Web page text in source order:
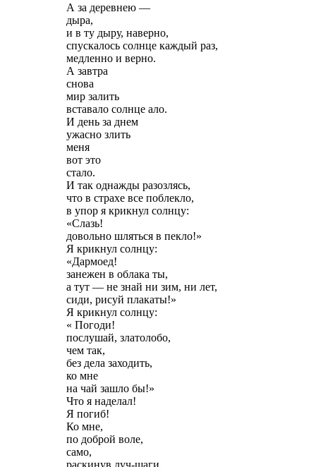
А за деревнею —
дыра,
и в ту дыру, наверно,
спускалось солнце каждый раз,
медленно и верно.
А завтра
снова
мир залить
вставало солнце ало.
И день за днем
ужасно злить
меня
вот это
стало.
И так однажды разозлясь,
что в страхе все поблекло,
в упор я крикнул солнцу:
«Слазь!
довольно шляться в пекло!»
Я крикнул солнцу:
«Дармоед!
занежен в облака ты,
а тут — не знай ни зим, ни лет,
сиди, рисуй плакаты!»
Я крикнул солнцу:
« Погоди!
послушай, златолобо,
чем так,
без дела заходить,
ко мне
на чай зашло бы!»
Что я наделал!
Я погиб!
Ко мне,
по доброй воле,
само,
раскинув луч-шаги,